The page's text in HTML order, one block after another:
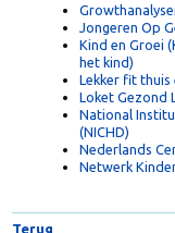
Jongeren Op
Kind en
het kind)
Lekker fit
Loket
National
(NICHD)
Nederlands